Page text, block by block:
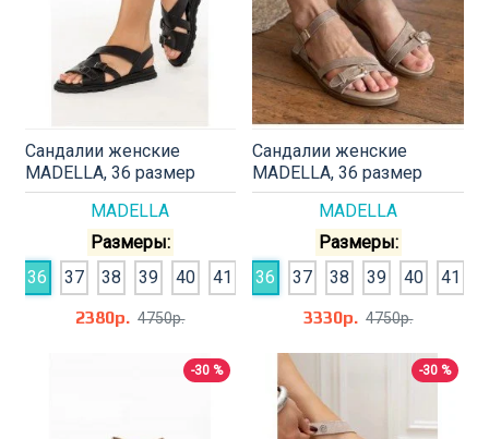
MADELLA
Сандалии женские
MADELLA, 36 размер
Размеры:
36
37 38 39 40
41
2380р. 4750р.
MADELLA
Сандалии женские
MADELLA, 36 размер
Размеры:
36
37 38 39 40
41
3330р. 4750р.
-30 % -30 %